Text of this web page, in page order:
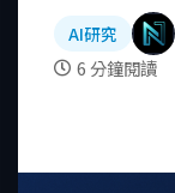
AI研究
6 分鐘閱讀